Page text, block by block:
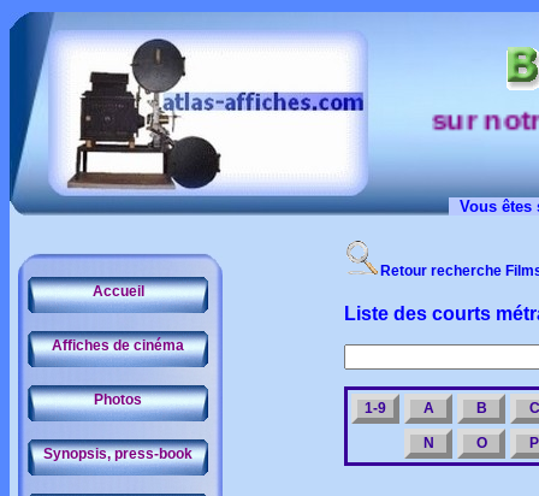
sur notre
Vous
Accueil
Affiches de cinéma
Photos
Synopsis, press-book
Retour recherche
Liste des courts
1-9 A B C
N O P